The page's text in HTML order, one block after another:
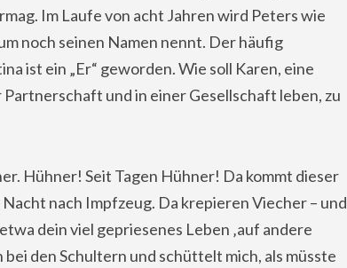
Im Laufe von acht Jahren wird Peters wie
noch seinen Namen nennt. Der häufig
ist ein „Er“ geworden. Wie soll Karen, eine
und in einer Gesellschaft leben, zu
Hühner! Seit Tagen Hühner! Da kommt dieser
nach Impfzeug. Da krepieren Viecher – und
dein viel gepriesenes Leben ‚auf andere
den Schultern und schüttelt mich, als müsste